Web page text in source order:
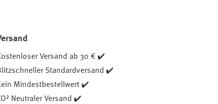
Versand ab 30 € ✔️
Standardversand ✔️
Mindestbestellwert ✔️
Neutraler Versand ✔️